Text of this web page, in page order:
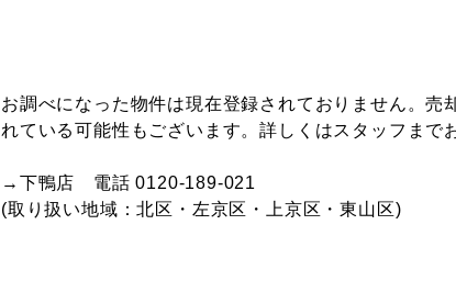
お調べになった物件は現在登録されておりません。
れている可能性もございます。詳しくはスタッフまで
→下鴨店 電話 0120-189-021
(取り扱い地域：北区・左京区・上京区・東山区)